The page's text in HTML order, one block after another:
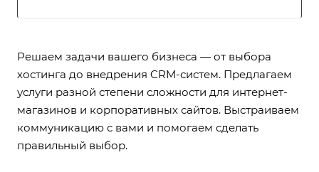
Решаем задачи вашего бизнеса — от выбора
хостинга до внедрения CRM-систем. Предлагаем
услуги разной степени сложности для интернет-
магазинов и корпоративных сайтов. Выстраиваем
коммуникацию с вами и помогаем сделать
правильный выбор.